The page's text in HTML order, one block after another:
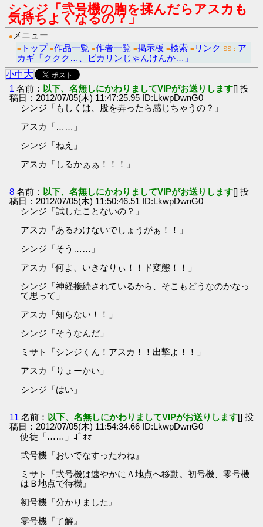
シンジ「弐号機の胸を揉んだらアスカも
気持ちよくなるの？」
● メニュー
■ トップ ■作品一覧 ■作者一覧 ■掲示板 ■検索 ■ リンク SS： ア
カギ「ククク…、ピカリンじゃんけんか…」
小中大
1 名前： 以下、名無しにかわりましてVIPがお送りします[] 投
稿日：2012/07/05(木) 11:47:25.95 ID:LkwpDwnG0
シンジ「もしくは、股を弄ったら感じちゃうの？」
アスカ「……」
シンジ「ねえ」
アスカ「しるかぁぁ！！！」
8 名前： 以下、名無しにかわりましてVIPがお送りします[] 投
稿日：2012/07/05(木) 11:50:46.51 ID:LkwpDwnG0
シンジ「試したことないの？」
アスカ「あるわけないでしょうがぁ！！」
シンジ「そう……」
アスカ「何よ、いきなりぃ！！ド変態！！」
シンジ「神経接続されているから、そこもどうなのかなっ
て思って」
アスカ「知らない！！」
シンジ「そうなんだ」
ミサト「シンジくん！アスカ！！出撃よ！！」
アスカ「りょーかい」
シンジ「はい」
11 名前： 以下、名無しにかわりましてVIPがお送りします[] 投
稿日：2012/07/05(木) 11:54:34.66 ID:LkwpDwnG0
使徒「……」ｺﾞｫｫ
弐号機『おいでなすったわね』
ミサト『弐号機は速やかにＡ地点へ移動。初号機、零号機
はＢ地点で待機』
初号機『分かりました』
零号機『了解』